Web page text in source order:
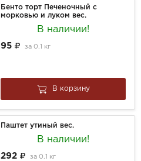
Бенто торт Печеночный с
морковью и луком вес.
В наличии!
95 за 0.1 кг
В корзину
Паштет утиный вес.
В наличии!
292 за 0.1 кг